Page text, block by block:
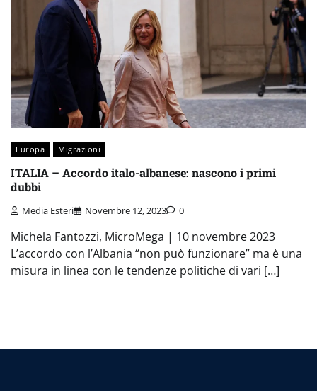
Europa Migrazioni
ITALIA – Accordo italo-albanese: nascono i primi
dubbi
Media Esteri Novembre 12, 2023 0
Michela Fantozzi, MicroMega | 10 novembre 2023
L’accordo con l’Albania “non può funzionare” ma è una
misura in linea con le tendenze politiche di vari […]